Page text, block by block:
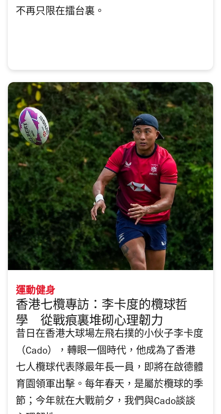
不再只限在擂台裏。
運動健身
香港七欖專訪：李卡度的欖球哲
學 從戰痕裏堆砌心理韌力
昔日在香港大球場左飛右撲的小伙子李卡度
（Cado），轉眼一個時代，他成為了香港
七人欖球代表隊最年長一員，即將在啟德體
育園領軍出擊。每年春天，是屬於欖球的季
節；今年就在大戰前夕，我們與Cado談談